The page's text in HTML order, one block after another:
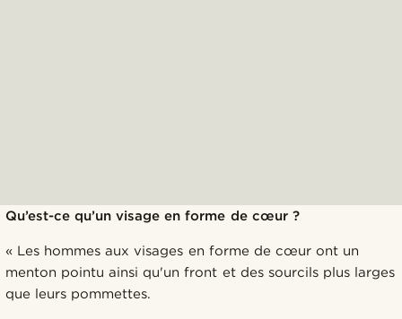
Qu’est-ce qu’un visage en forme de cœur ?
« Les hommes aux visages en forme de cœur ont un
menton pointu ainsi qu'un front et des sourcils plus larges
que leurs pommettes.